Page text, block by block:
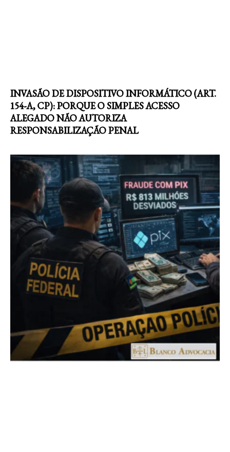
INVASÃO DE DISPOSITIVO INFORMÁTICO (ART.
154-A, CP): PORQUE O SIMPLES ACESSO
ALEGADO NÃO AUTORIZA
RESPONSABILIZAÇÃO PENAL